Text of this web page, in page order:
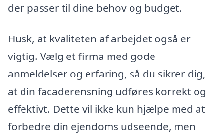
der passer til dine behov og budget.
Husk, at kvaliteten af arbejdet også er
vigtig. Vælg et firma med gode
anmeldelser og erfaring, så du sikrer dig,
at din facaderensning udføres korrekt og
effektivt. Dette vil ikke kun hjælpe med at
forbedre din ejendoms udseende, men